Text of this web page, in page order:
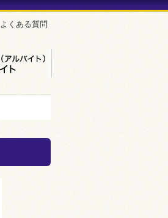
よくある質問